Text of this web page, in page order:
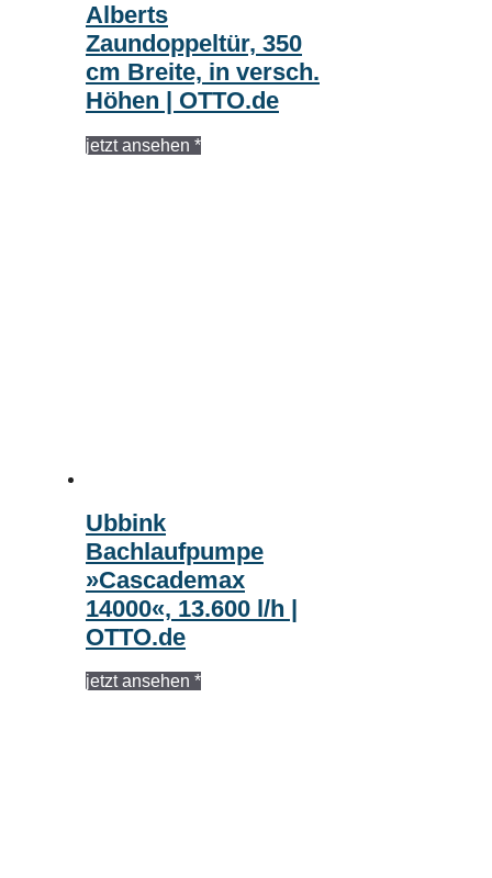
Alberts
Zaundoppeltür, 350
cm Breite, in versch.
Höhen | OTTO.de
jetzt ansehen *
Ubbink
Bachlaufpumpe
»Cascademax
14000«, 13.600 l/h |
OTTO.de
jetzt ansehen *